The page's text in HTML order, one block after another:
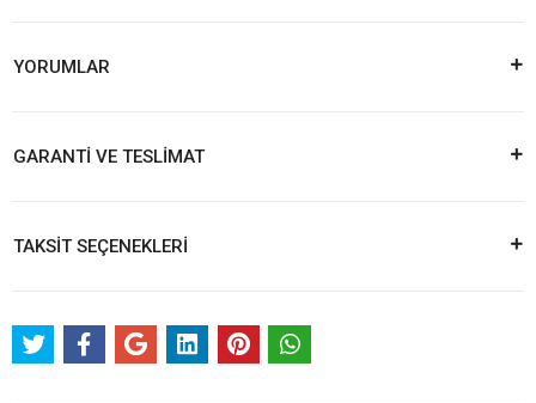
YORUMLAR
GARANTİ VE TESLİMAT
TAKSİT SEÇENEKLERİ